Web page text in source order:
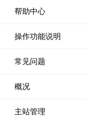
帮助中心
操作功能说明
常见问题
概况
主站管理